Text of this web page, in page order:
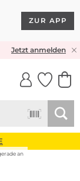
ZUR APP
Jetzt anmelden
an